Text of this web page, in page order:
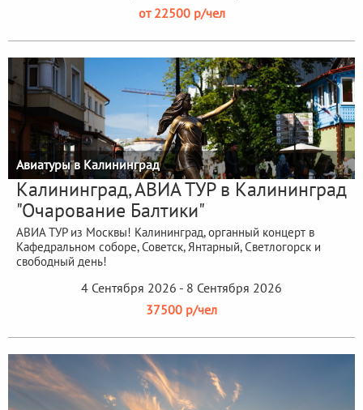
от 22500 р/чел
Авиатуры в Калининград
Калининград, АВИА ТУР в Калининград
"Очарование Балтики"
АВИА ТУР из Москвы! Калининград, органный концерт в
Кафедральном соборе, Советск, Янтарный, Светлогорск и
свободный день!
4 Сентября 2026 - 8 Сентября 2026
37500 р/чел